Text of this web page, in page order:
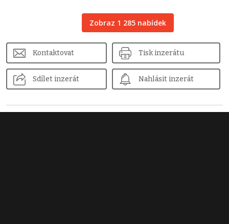
Zobraz 1 285 nabídek
Kontaktovat Tisk inzerátu
Sdílet inzerát Nahlásit inzerát